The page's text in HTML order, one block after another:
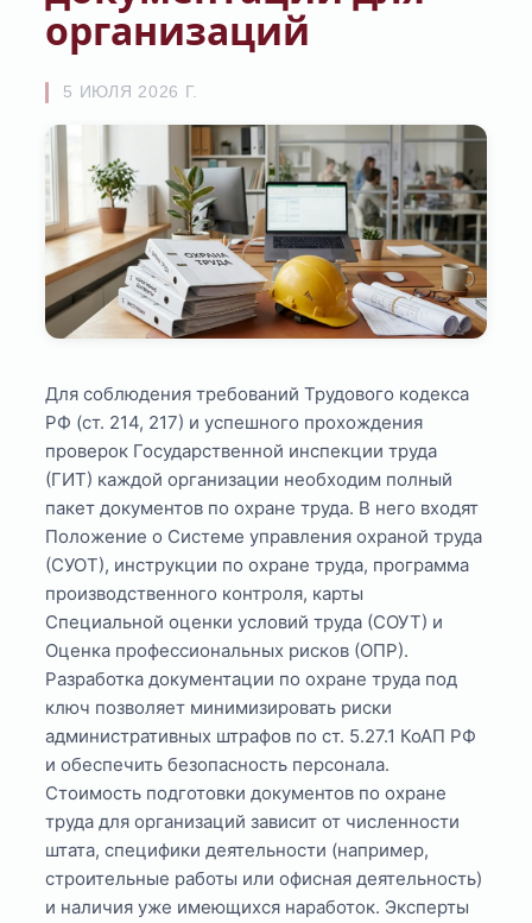
организаций
5 ИЮЛЯ 2026 Г.
Для соблюдения требований Трудового кодекса
РФ (ст. 214, 217) и успешного прохождения
проверок Государственной инспекции труда
(ГИТ) каждой организации необходим полный
пакет документов по охране труда. В него входят
Положение о Системе управления охраной труда
(СУОТ), инструкции по охране труда, программа
производственного контроля, карты
Специальной оценки условий труда (СОУТ) и
Оценка профессиональных рисков (ОПР).
Разработка документации по охране труда под
ключ позволяет минимизировать риски
административных штрафов по ст. 5.27.1 КоАП РФ
и обеспечить безопасность персонала.
Стоимость подготовки документов по охране
труда для организаций зависит от численности
штата, специфики деятельности (например,
строительные работы или офисная деятельность)
и наличия уже имеющихся наработок. Эксперты